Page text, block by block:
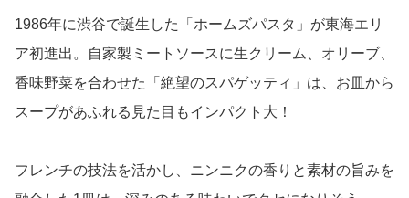
1986年に渋谷で誕生した「ホームズパスタ」が東海エリ
ア初進出。自家製ミートソースに生クリーム、オリーブ、
香味野菜を合わせた「絶望のスパゲッティ」は、お皿から
スープがあふれる見た目もインパクト大！
フレンチの技法を活かし、ニンニクの香りと素材の旨みを